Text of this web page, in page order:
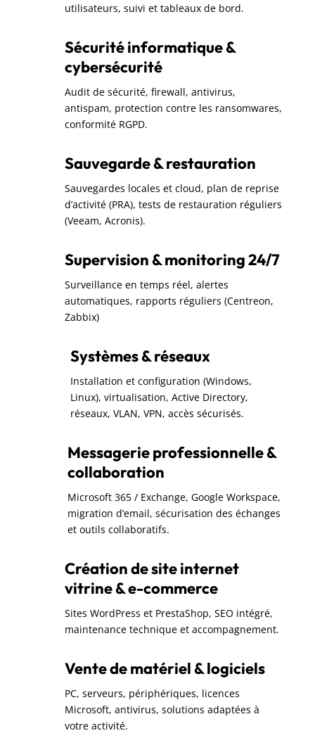
utilisateurs, suivi et tableaux de bord.
Sécurité informatique &
cybersécurité
Audit de sécurité, firewall, antivirus,
antispam, protection contre les ransomwares,
conformité RGPD.
Sauvegarde & restauration
Sauvegardes locales et cloud, plan de reprise
d’activité (PRA), tests de restauration réguliers
(Veeam, Acronis).
Supervision & monitoring 24/7
Surveillance en temps réel, alertes
automatiques, rapports réguliers (Centreon,
Zabbix)
Systèmes & réseaux
Installation et configuration (Windows,
Linux), virtualisation, Active Directory,
réseaux, VLAN, VPN, accès sécurisés.
Messagerie professionnelle &
collaboration
Microsoft 365 / Exchange, Google Workspace,
migration d’email, sécurisation des échanges
et outils collaboratifs.
Création de site internet
vitrine & e-commerce
Sites WordPress et PrestaShop, SEO intégré,
maintenance technique et accompagnement.
Vente de matériel & logiciels
PC, serveurs, périphériques, licences
Microsoft, antivirus, solutions adaptées à
votre activité.